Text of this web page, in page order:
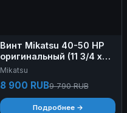
Винт Mikatsu 40-50 HP
оригинальный (11 3/4 х
10)
Mikatsu
8 900 RUB9 790 RUB
Подробнее →